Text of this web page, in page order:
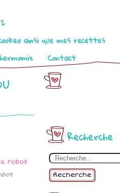
ainsi que mes recettes
Contact
Recherche
Recherche